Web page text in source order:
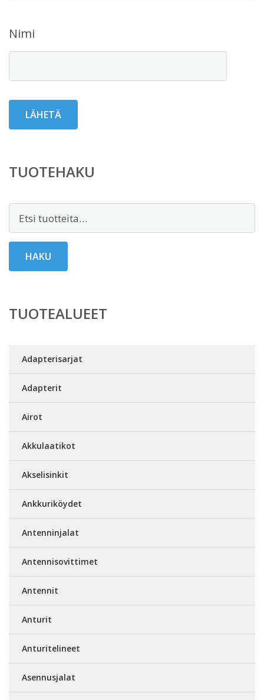
Nimi
TUOTEHAKU
HAKU
TUOTEALUEET
Adapterisarjat
Adapterit
Airot
Akkulaatikot
Akselisinkit
Ankkuriköydet
Antenninjalat
Antennisovittimet
Antennit
Anturit
Anturitelineet
Asennusjalat